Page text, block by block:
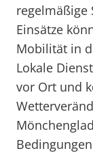
regelmäßige
Einsätze
Mobilität in
Lokale
vor Ort und